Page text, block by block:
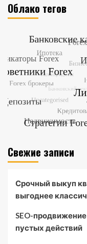
Облако тегов
Свежие записи
Срочный выкуп
выгоднее
SEO-
пустых действий